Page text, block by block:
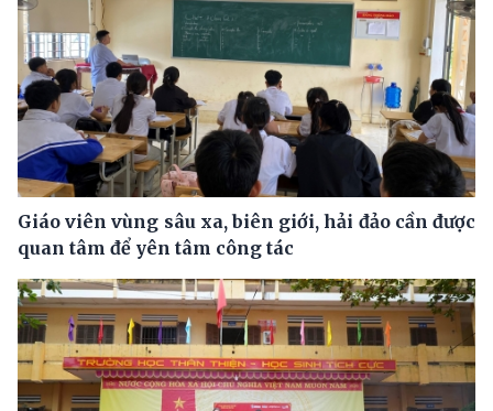
Giáo viên vùng sâu xa, biên giới, hải đảo cần được
quan tâm để yên tâm công tác